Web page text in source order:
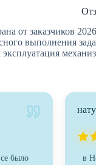
от заказчиков
выполнения
было
в